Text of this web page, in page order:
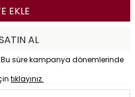
EKLE
AL
süre kampanya dönemlerinde
tıklayınız.